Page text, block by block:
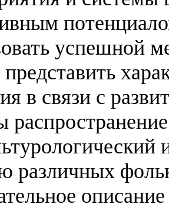
успешной
представить
в связи с
различных